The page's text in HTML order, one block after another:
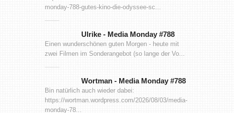
monday-788-gutes-kino-die-odyssee-sc...
Ulrike- Media Monday #788
Einen wunderschönen guten Morgen - heute mit
zwei Filmen im Sonderangebot (so lange der Vo...
Wortman- Media Monday #788
Bin natürlich auch wieder dabei:
https://wortman.wordpress.com/2026/08/03/media-
monday-78...